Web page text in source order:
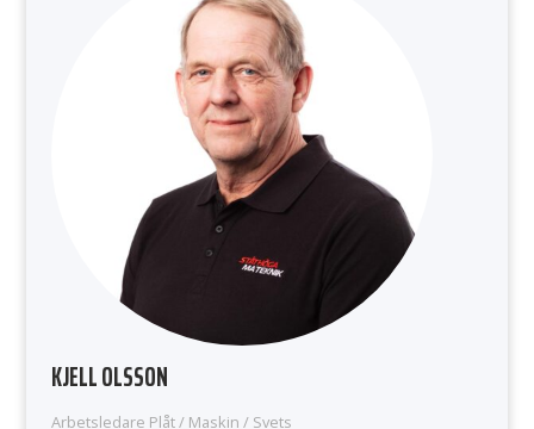
KJELL OLSSON
Arbetsledare Plåt / Maskin / Svets